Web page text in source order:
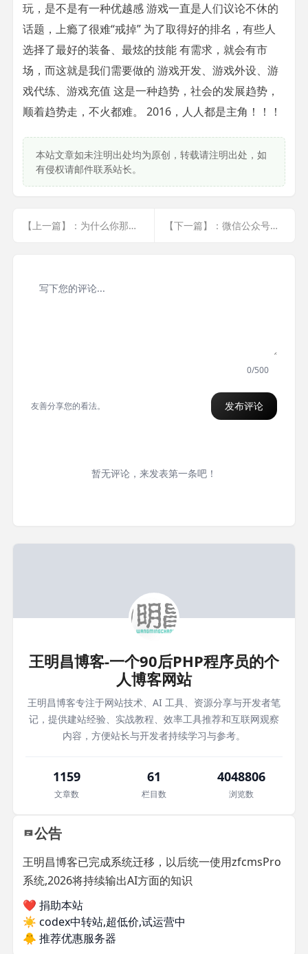
玩，是不是有一种优越感 游戏一直是人们议论不休的
话题，上瘾了很难“戒掉” 为了取得好的排名，有些人
选择了最好的装备、最炫的技能 有需求，就会有市
场，而这就是我们需要做的 游戏开发、游戏外设、游
戏代练、游戏充值 这是一种趋势，社会的发展趋势，
顺着趋势走，不火都难。 2016，人人都是主角！！！
本站文章如未注明出处均为原创，转载请注明出处，如
有侵权请邮件联系站长。
【上一篇】：为什么你那些所谓的“梦想”常常破灭？ 【下一篇】：微信公众号运营必备工具
0/500
友善分享您的看法。 发布评论
暂无评论，来发表第一条吧！
王明昌博客-一个90后PHP程序员的个
人博客网站
王明昌博客专注于网站技术、AI 工具、资源分享与开发者笔
记，提供建站经验、实战教程、效率工具推荐和互联网观察
内容，方便站长与开发者持续学习与参考。
1159
文章数
61
栏目数
4048806
浏览数
公告
王明昌博客已完成系统迁移，以后统一使用zfcmsPro
系统,2026将持续输出AI方面的知识
❤️ 捐助本站
☀️ codex中转站,超低价,试运营中
🐥 推荐优惠服务器